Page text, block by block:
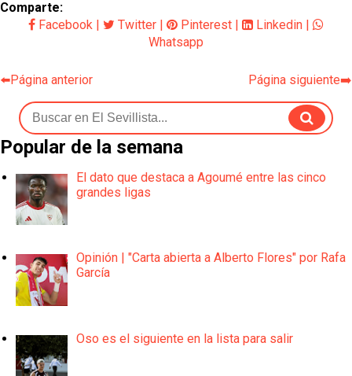
Comparte:
Facebook
Twitter Pinterest Linkedin
Whatsapp
⬅️Página anterior Página siguiente➡️
Popular de la semana
El dato que destaca a Agoumé entre las cinco
grandes ligas
Opinión | "Carta abierta a Alberto Flores" por Rafa
García
Oso es el siguiente en la lista para salir